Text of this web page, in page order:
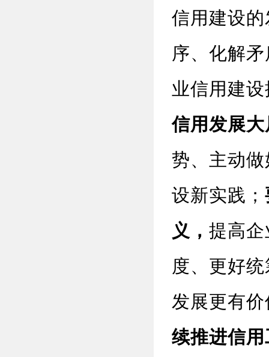
信用建设
序、化解
业信用建
信用发展大
势、主动
设新实践；
义， 提高
度、更好
发展更有
续推进信